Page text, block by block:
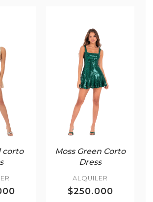
corto
Moss Green Corto
Dress
ALQUILER
$250.000